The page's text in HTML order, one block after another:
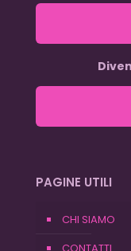
PAGINE UTILI
CHI SIAMO